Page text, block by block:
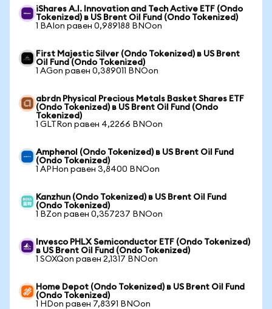
iShares A.I. Innovation and Tech Active ETF (Ondo
Tokenized) в US Brent Oil Fund (Ondo Tokenized)
1 BAIon равен 0,989188 BNOon
First Majestic Silver (Ondo Tokenized) в US Brent
Oil Fund (Ondo Tokenized)
1 AGon равен 0,389011 BNOon
abrdn Physical Precious Metals Basket Shares ETF
(Ondo Tokenized) в US Brent Oil Fund (Ondo
Tokenized)
1 GLTRon равен 4,2266 BNOon
Amphenol (Ondo Tokenized) в US Brent Oil Fund
(Ondo Tokenized)
1 APHon равен 3,8400 BNOon
Kanzhun (Ondo Tokenized) в US Brent Oil Fund
(Ondo Tokenized)
1 BZon равен 0,357237 BNOon
Invesco PHLX Semiconductor ETF (Ondo Tokenized)
в US Brent Oil Fund (Ondo Tokenized)
1 SOXQon равен 2,1317 BNOon
Home Depot (Ondo Tokenized) в US Brent Oil Fund
(Ondo Tokenized)
1 HDon равен 7,8391 BNOon